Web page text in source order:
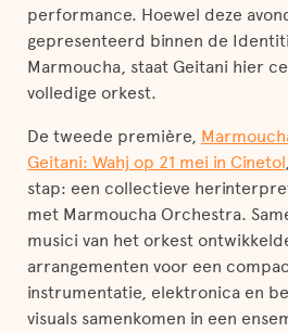
performance. Hoewel deze
gepresenteerd binnen de
Marmoucha, staat Geitani hier
volledige orkest.
De tweede première,
Geitani: Wahj op 21 mei in Cinetol
stap: een collectieve
met Marmoucha Orchestra.
musici van het orkest
arrangementen voor een
instrumentatie, elektronica en
visuals samenkomen in een